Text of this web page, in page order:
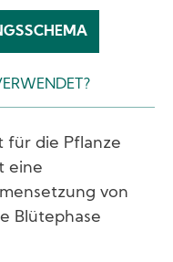
für die Pflanze
eine
von
Blütephase